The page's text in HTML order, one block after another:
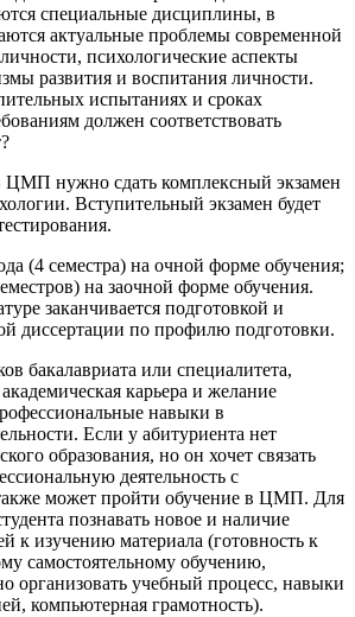
специальные дисциплины, в
актуальные проблемы современной
психологические аспекты
развития и воспитания личности.
испытаниях и сроках
должен соответствовать
ЦМП нужно сдать комплексный экзамен
Вступительный экзамен будет
(4 семестра) на очной форме обучения;
на заочной форме обучения.
заканчивается подготовкой и
диссертации по профилю подготовки.
бакалавриата или специалитета,
карьера и желание
навыки в
Если у абитуриента нет
образования, но он хочет связать
деятельность с
может пройти обучение в ЦМП. Для
познавать новое и наличие
к изучению материала (готовность к
самостоятельному обучению,
организовать учебный процесс, навыки
компьютерная грамотность).